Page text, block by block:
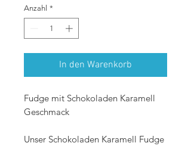
pro
1
Kilogramm
Anzahl *
In den Warenkorb
Fudge mit Schokoladen Karamell
Geschmack
Unser Schokoladen Karamell Fudge